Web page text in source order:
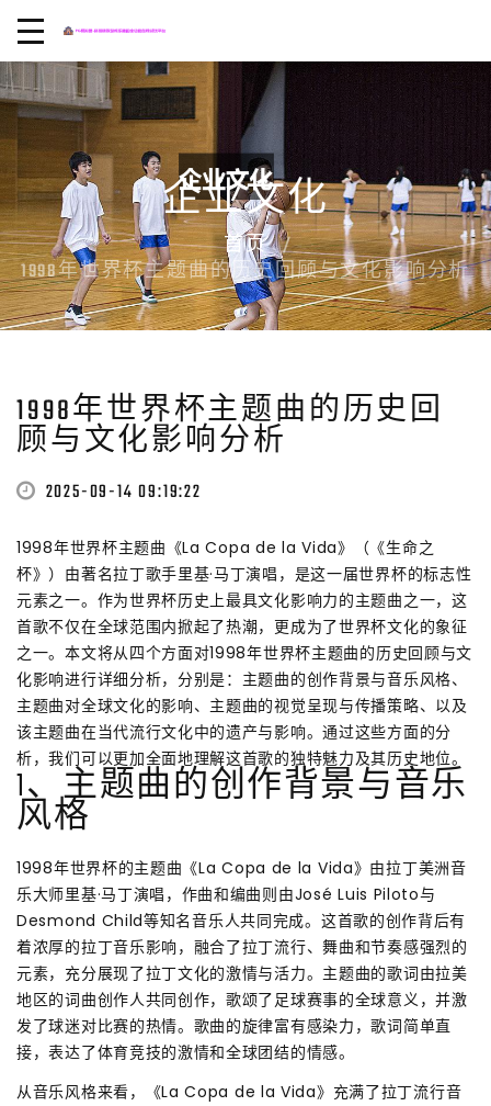
企业文化
首页
1998年世界杯主题曲的历史回顾与文化影响分析
1998年世界杯主题曲的历史回
顾与文化影响分析
2025-09-14 09:19:22
1998年世界杯主题曲《La Copa de la Vida》（《生命之
杯》）由著名拉丁歌手里基·马丁演唱，是这一届世界杯的标志性
元素之一。作为世界杯历史上最具文化影响力的主题曲之一，这
首歌不仅在全球范围内掀起了热潮，更成为了世界杯文化的象征
之一。本文将从四个方面对1998年世界杯主题曲的历史回顾与文
化影响进行详细分析，分别是：主题曲的创作背景与音乐风格、
主题曲对全球文化的影响、主题曲的视觉呈现与传播策略、以及
该主题曲在当代流行文化中的遗产与影响。通过这些方面的分
析，我们可以更加全面地理解这首歌的独特魅力及其历史地位。
1、主题曲的创作背景与音乐
风格
1998年世界杯的主题曲《La Copa de la Vida》由拉丁美洲音
乐大师里基·马丁演唱，作曲和编曲则由José Luis Piloto与
Desmond Child等知名音乐人共同完成。这首歌的创作背后有
着浓厚的拉丁音乐影响，融合了拉丁流行、舞曲和节奏感强烈的
元素，充分展现了拉丁文化的激情与活力。主题曲的歌词由拉美
地区的词曲创作人共同创作，歌颂了足球赛事的全球意义，并激
发了球迷对比赛的热情。歌曲的旋律富有感染力，歌词简单直
接，表达了体育竞技的激情和全球团结的情感。
从音乐风格来看，《La Copa de la Vida》充满了拉丁流行音